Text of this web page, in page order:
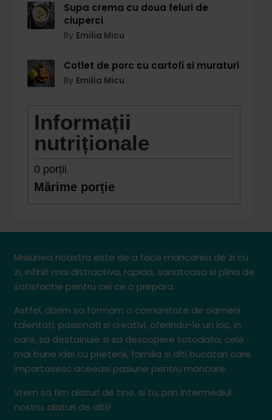
Supa crema cu doua feluri de
ciuperci
By Emilia Micu
Cotlet de porc cu cartofi si muraturi
By Emilia Micu
Informații
nutriționale
0 porții
Mărime porție
Misiunea noastra este de a face mancarea de zi cu
zi, infinit mai distractiva, rapida, sanatoasa si plina de
satisfactie pentru cei ce o prepara.
Astfel, dorim sa formam o comunitate de oameni
talentati, pasionati si creativi, oferindu-le un loc, in
care, sa destainuie si sa descopere totodata, cele
mai bune idei cu prietenii, familia si alti bucatari care
impartasesc aceeasi pasiune pentru mancare.
Vrem sa fim alaturi de tine, si tu, prin intermediul
nostru, alaturi de altii!